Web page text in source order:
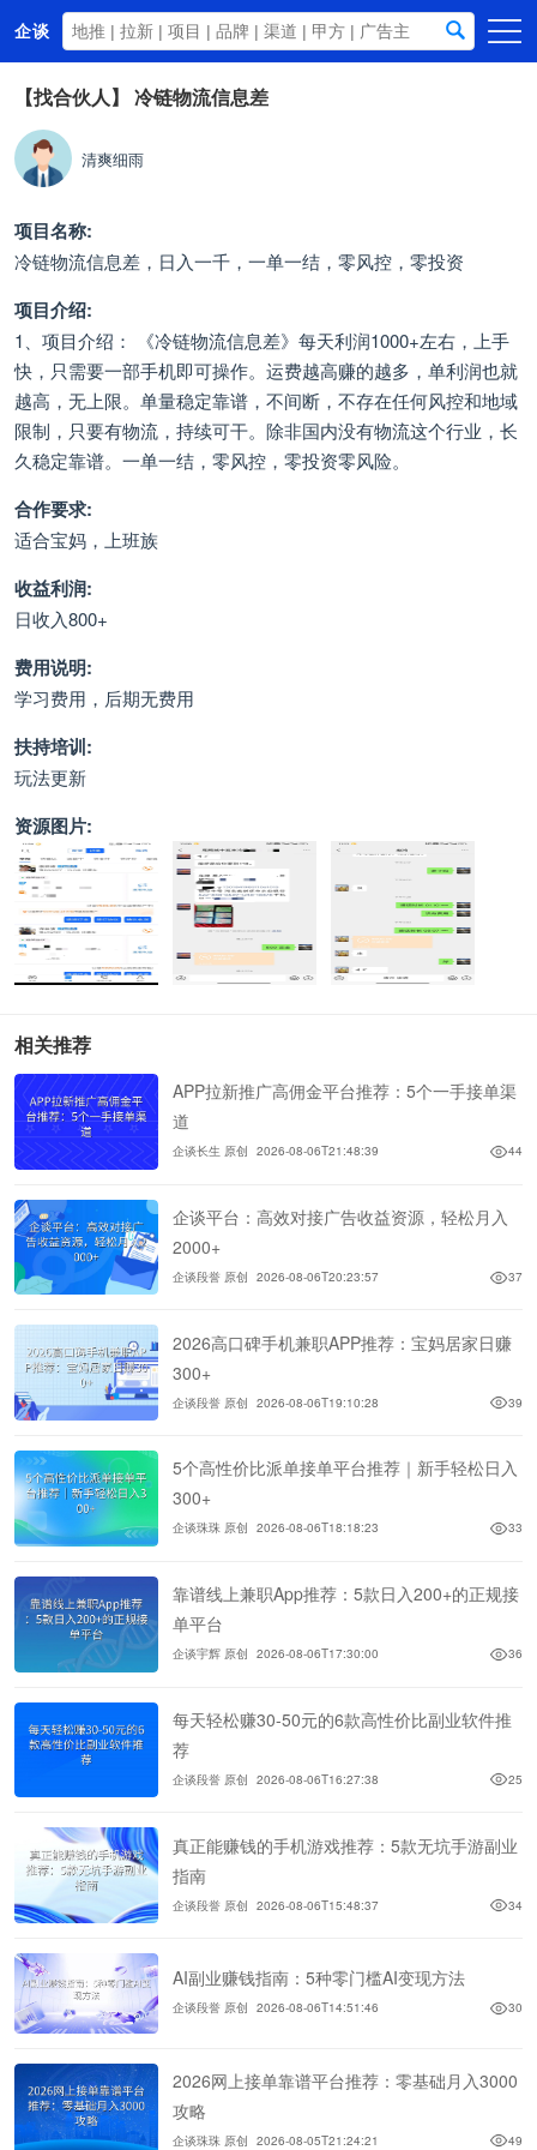
企谈
首页
商务资源
资讯动态
关于我们
【找合伙人】 冷链物流信息差
清爽细雨
项目名称:
冷链物流信息差，日入一千，一单一结，零风控，零投资
项目介绍:
1、项目介绍： 《冷链物流信息差》每天利润1000+左右，上手
快，只需要一部手机即可操作。运费越高赚的越多，单利润也就
越高，无上限。单量稳定靠谱，不间断，不存在任何风控和地域
限制，只要有物流，持续可干。除非国内没有物流这个行业，长
久稳定靠谱。一单一结，零风控，零投资零风险。
合作要求:
适合宝妈，上班族
收益利润:
日收入800+
费用说明:
学习费用，后期无费用
扶持培训:
玩法更新
资源图片:
相关推荐
APP拉新推广高佣金平台推荐：5个一手接单渠
道
企谈长生 原创 2026-08-06T21:48:39 44
企谈平台：高效对接广告收益资源，轻松月入
2000+
企谈段誉 原创 2026-08-06T20:23:57 37
2026高口碑手机兼职APP推荐：宝妈居家日赚
300+
企谈段誉 原创 2026-08-06T19:10:28 39
5个高性价比派单接单平台推荐｜新手轻松日入
300+
企谈珠珠 原创 2026-08-06T18:18:23 33
靠谱线上兼职App推荐：5款日入200+的正规接
单平台
企谈宇辉 原创 2026-08-06T17:30:00 36
每天轻松赚30-50元的6款高性价比副业软件推
荐
企谈段誉 原创 2026-08-06T16:27:38 25
真正能赚钱的手机游戏推荐：5款无坑手游副业
指南
企谈段誉 原创 2026-08-06T15:48:37 34
AI副业赚钱指南：5种零门槛AI变现方法
企谈段誉 原创 2026-08-06T14:51:46 30
2026网上接单靠谱平台推荐：零基础月入3000
攻略
企谈珠珠 原创 2026-08-05T21:24:21 49